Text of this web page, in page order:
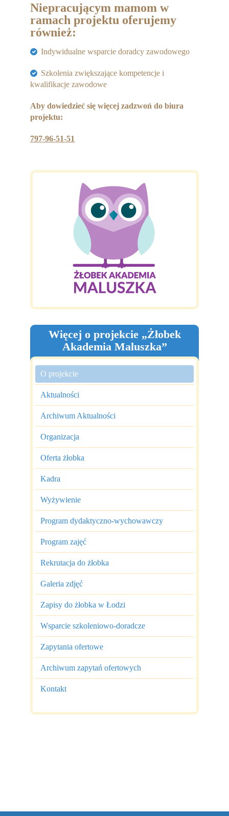
Niepracującym mamom w
ramach projektu oferujemy
również:
Indywidualne wsparcie doradcy zawodowego
Szkolenia zwiększające kompetencje i
kwalifikacje zawodowe
Aby dowiedzieć się więcej zadzwoń do biura
projektu:
797-96-51-51
Więcej o projekcie „Żłobek
Akademia Maluszka”
O projekcie
Aktualności
Archiwum Aktualności
Organizacja
Oferta żłobka
Kadra
Wyżywienie
Program dydaktyczno-wychowawczy
Program zajęć
Rekrutacja do żłobka
Galeria zdjęć
Zapisy do żłobka w Łodzi
Wsparcie szkoleniowo-doradcze
Zapytania ofertowe
Archiwum zapytań ofertowych
Kontakt